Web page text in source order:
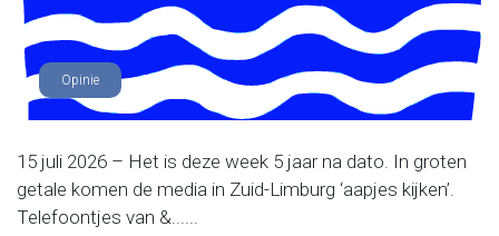
Opinie
15 juli 2026 – Het is deze week 5 jaar na dato. In groten
getale komen de media in Zuid-Limburg ‘aapjes kijken’.
Telefoontjes van &......